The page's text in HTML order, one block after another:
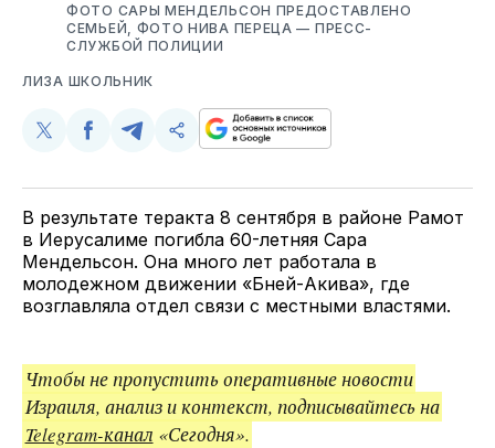
ФОТО САРЫ МЕНДЕЛЬСОН ПРЕДОСТАВЛЕНО
СЕМЬЕЙ, ФОТО НИВА ПЕРЕЦА — ПРЕСС-
СЛУЖБОЙ ПОЛИЦИИ
ЛИЗА ШКОЛЬНИК
Поделиться
Twitter
Поделиться
Facebook
Поделиться
Telegram
Скопируйте
поделитесь
ссылкой
В результате теракта 8 сентября в районе Рамот
в Иерусалиме погибла 60-летняя Сара
Мендельсон. Она много лет работала в
молодежном движении «Бней-Акива», где
возглавляла отдел связи с местными властями.
Чтобы не пропустить оперативные новости
Израиля, анализ и контекст, подписывайтесь на
Telegram-канал «Сегодня».